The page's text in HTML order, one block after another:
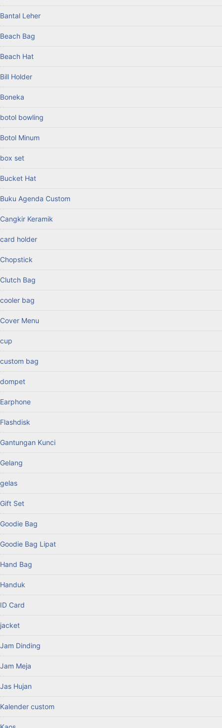
Bantal Leher
Beach Bag
Beach Hat
Bill Holder
Boneka
botol bowling
Botol Minum
box set
Bucket Hat
Buku Agenda Custom
Cangkir Keramik
card holder
Chopstick
Clutch Bag
cooler bag
Cover Menu
cup
custom bag
dompet
Earphone
Flashdisk
Gantungan Kunci
Gelang
gelas
Gift Set
Goodie Bag
Goodie Bag Lipat
Hand Bag
Handuk
ID Card
jacket
Jam Dinding
Jam Meja
Jas Hujan
Kalender custom